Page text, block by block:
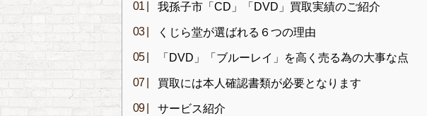
我孫子市「CD」「DVD」買取実績のご紹介
くじら堂が選ばれる６つの理由
「DVD」「ブルーレイ」を高く売る為の大事な点
買取には本人確認書類が必要となります
サービス紹介